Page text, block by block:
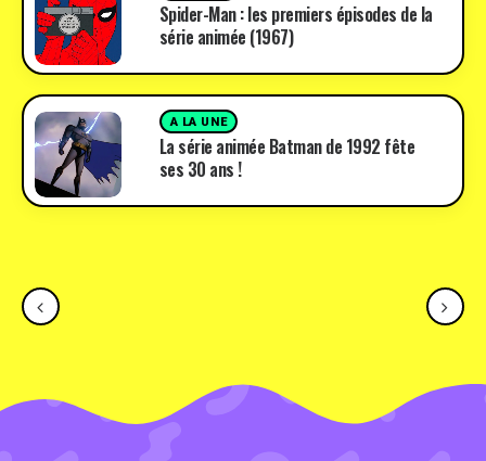
Spider-Man : les premiers épisodes de la
série animée (1967)
A LA UNE
La série animée Batman de 1992 fête
ses 30 ans !